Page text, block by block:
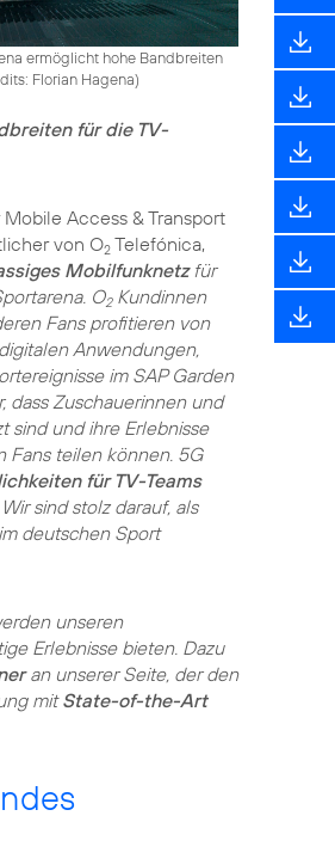
ermöglicht hohe Bandbreiten
Florian Hagena)
für die TV-
Access & Transport
von O2Telefónica,
Mobilfunknetzfür
O2Kundinnen
Fans profitieren von
Anwendungen,
im SAP Garden
dass Zuschauerinnen und
sind und ihre Erlebnisse
Fans teilen können. 5G
für TV-Teams
sind stolz darauf, als
deutschen Sport
unseren
Erlebnisse bieten. Dazu
an unserer Seite, der den
mitState-of-the-Art